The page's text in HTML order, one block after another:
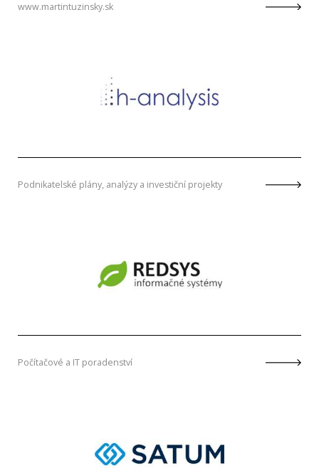
www.martintuzinsky.sk
Podnikatelské plány, analýzy a investiční projekty
Počítačové a IT poradenství